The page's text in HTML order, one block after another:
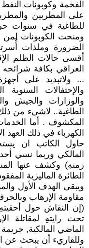
الفخمة وكوبونات
على المطربين
للطاغية في سنوات
ومنحت الكوبونات
الضرورة وملذات
أقسى حالات الظلم
العراقي بكافة شرائحه
... ولاتبديد على
والإحتفالات
والوزارات والجيش
الطاغية.. لاشيء من
المكشوف . أما
الكهرباء في ذلك العهد
حاول الكاتب ان
المالكي وربما نسي
زمنهِ) وكشف عنها
الطائرة الماليزية
ويبقى الهدف الأول
مقاومة الإرهاب
(إن النقاش حول أحقيتهِ
تحت رايتهِ لمقاتلة
الماضي المالكية,
وللقاريء أن يبحث عن